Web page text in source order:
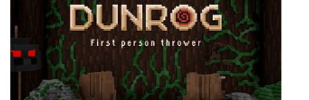
SURV1V3 (VR)